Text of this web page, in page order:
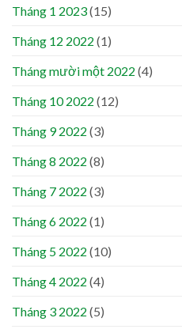
Tháng 1 2023(15)
Tháng 12 2022 (1)
Tháng mười một 2022 (4)
Tháng 10 2022 (12)
Tháng 9 2022 (3)
Tháng 8 2022 (8)
Tháng 7 2022 (3)
Tháng 6 2022 (1)
Tháng 5 2022 (10)
Tháng 4 2022 (4)
Tháng 3 2022 (5)